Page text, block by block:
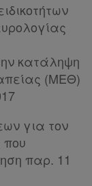
κατάληψη
(ΜΕΘ)
για τον
που
παρ. 11